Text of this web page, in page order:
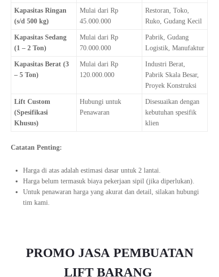
Kapasitas Ringan
(s/d 500 kg)
Mulai dari Rp
45.000.000
Restoran, Toko,
Ruko, Gudang Kecil
Kapasitas Sedang
(1 – 2 Ton)
Mulai dari Rp
70.000.000
Pabrik, Gudang
Logistik, Manufaktur
Kapasitas Berat (3
– 5 Ton)
Mulai dari Rp
120.000.000
Industri Berat,
Pabrik Skala Besar,
Proyek Konstruksi
Lift Custom
(Spesifikasi
Khusus)
Hubungi untuk
Penawaran
Disesuaikan dengan
kebutuhan spesifik
klien
Catatan Penting:
Harga di atas adalah estimasi dasar untuk 2 lantai.
Harga belum termasuk biaya pekerjaan sipil (jika diperlukan).
Untuk penawaran harga yang akurat dan detail, silakan hubungi
tim kami.
PROMO JASA PEMBUATAN
LIFT BARANG